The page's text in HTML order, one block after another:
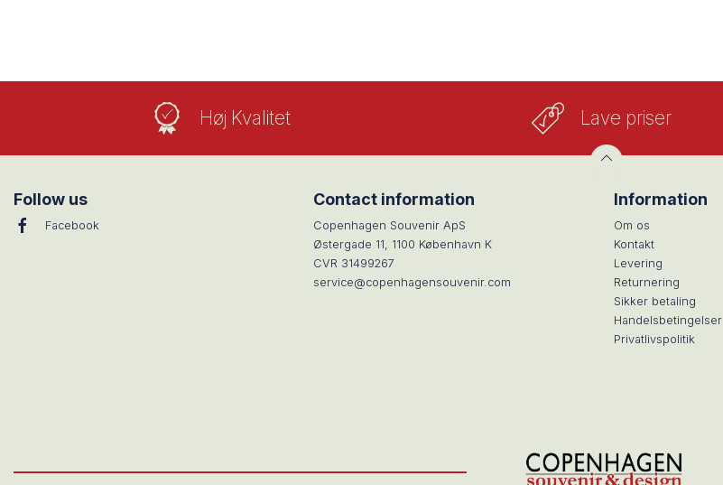
Høj Kvalitet Lave priser
Follow us
Facebook
Contact information
Copenhagen Souvenir ApS
Østergade 11, 1100 København K
CVR 31499267
service@copenhagensouvenir.com
Information
Om os
Kontakt
Levering
Returnering
Sikker betaling
Handelsbetingelser
Privatlivspolitik